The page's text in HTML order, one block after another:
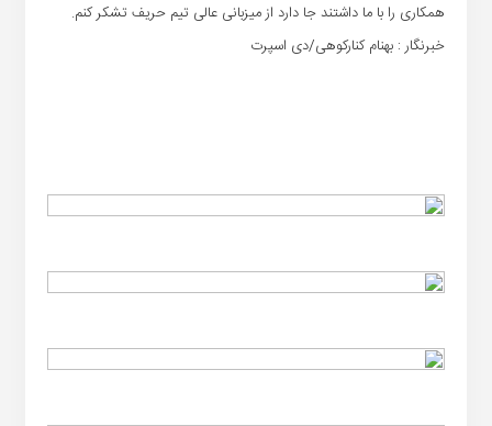
همکاری را با ما داشتند جا دارد از میزبانی عالی تیم حریف تشکر کنم.
خبرنگار : بهنام کنارکوهی/دی اسپرت